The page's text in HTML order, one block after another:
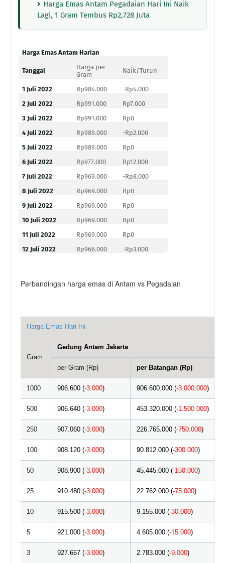
Harga Emas Antam Pegadaian Hari Ini Naik
Lagi, 1 Gram Tembus Rp2,728 Juta
Harga Emas Antam Harian
Tanggal
Harga per
Gram
Naik/Turun
1 Juli 2022 Rp984.000
-Rp4.000
2 Juli 2022
Rp991.000
Rp7.000
3 Juli 2022
Rp991.000
Rp0
4 Juli 2022
Rp989.000
-Rp2.000
5 Juli 2022
Rp989.000
Rp0
6 Juli 2022
Rp977.000
Rp12.000
7 Juli 2022
Rp969.000
-Rp8.000
8 Juli 2022
Rp969.000
Rp0
9 Juli 2022
Rp969.000
Rp0
10 Juli 2022
Rp969.000
Rp0
11 Juli 2022
Rp969.000
Rp0
12 Juli 2022
Rp966.000 -Rp3.000
Perbandingan harga emas di Antam vs Pegadaian
Harga Emas Hari Ini
Gram
Gedung Antam Jakarta
per Gram (Rp) per Batangan (Rp)
1000 906.600 (-3.000) 906.600.000 (-3.000.000)
500 906.640 (-3.000) 453.320.000 (-1.500.000)
250 907.060 (-3.000) 226.765.000 (-750.000)
100 908.120 (-3.000) 90.812.000 (-300.000)
50 908.900 (-3.000) 45.445.000 (-150.000)
25 910.480 (-3.000) 22.762.000 (-75.000)
10 915.500 (-3.000) 9.155.000 (-30.000)
5 921.000 (-3.000) 4.605.000 (-15.000)
3 927.667 (-3.000) 2.783.000 (-9.000)